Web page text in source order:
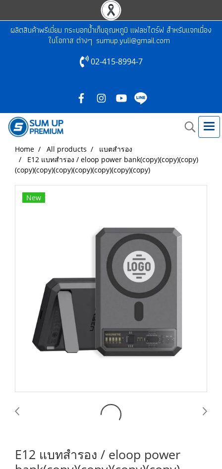
ผลิตสินค้าพรีเมี่ยม กระบอกน้ำเก็บอุณหภูมิ แฟลชไดร์ฟ สำหรับแจกเนื่อง
ในโอกาส ต่างๆ sumup.yuli@gmail.com
02-415-8994-7
Home All products
แบตสำรอง
E12 แบทสำรอง / eloop power bank(copy)(copy)(copy)
(copy)(copy)(copy)(copy)(copy)(copy)(copy)
New
E12 แบทสำรอง / eloop power